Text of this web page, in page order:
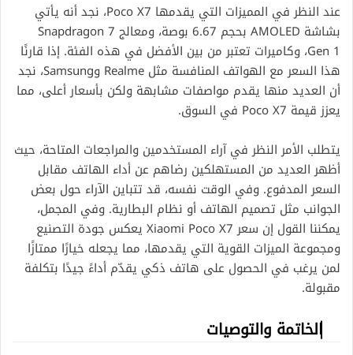
عند النظر في المميزات التي يقدمها Poco X7، نجد أنه يأتي
بشاشة AMOLED بحجم 6.67 بوصة، ومعالج Snapdragon 7
Gen 1، وكاميرات تعتبر من بين الأفضل في هذه الفئة. إذا قارنًا
هذا السعر مع الهواتف المنافسة مثل Realme وSamsung، نجد
أن العديد منها يقدم مواصفات مشابهة ولكن بأسعار أعلى، مما
يعزز قيمة Poco X7 في السوق.
يتطلب الأمر النظر في آراء المستخدمين والمراجعات المتاحة، حيث
أظهر العديد من المستهلكين رضاهم عن أداء الهاتف مقابل
السعر المدفوع. وفي الوقت نفسه، قد تتباين الآراء حول بعض
الجوانب مثل تصميم الهاتف أو نظام البطارية. وفي المجمل،
يمكننا القول إن سعر Xiaomi Poco X7 يعكس جودة التصنيع
ومجموعة الميزات القوية التي يقدمها، مما يجعله خيارًا ممتازًا
لمن يرغب في الحصول على هاتف ذكي يقدّم أداءً جيدًا بتكلفة
مقبولة.
الخاتمة والتوصيات